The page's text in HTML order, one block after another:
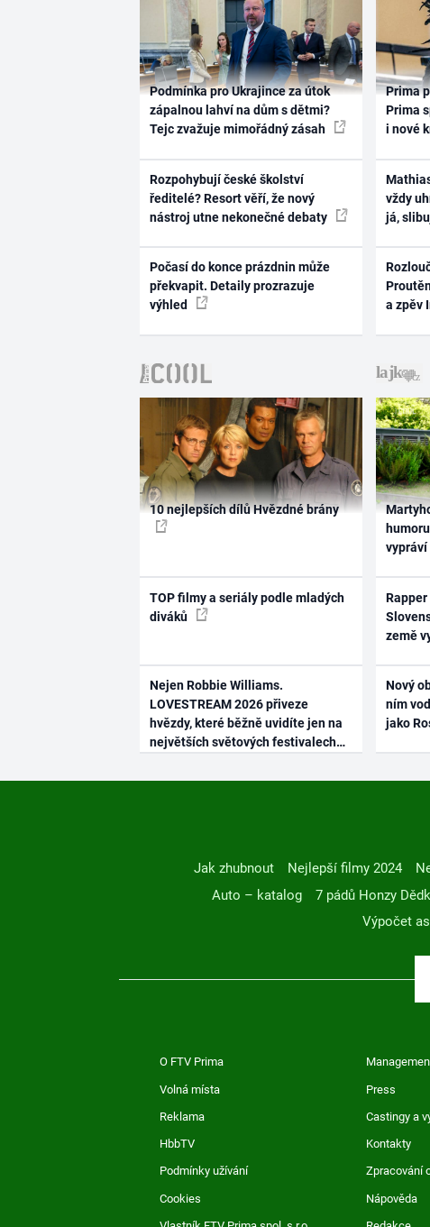
Podmínka pro Ukrajince za útok
zápalnou lahví na dům s dětmi?
Tejc zvažuje mimořádný zásah
Rozpohybují české školství
ředitelé? Resort věří, že nový
nástroj utne nekonečné debaty
Počasí do konce prázdnin může
překvapit. Detaily prozrazuje
výhled
Prima
Prima
i nové
vždy
já,
a zpěv
10 nejlepších dílů Hvězdné brány
TOP filmy a seriály podle mladých
diváků
Nejen Robbie Williams.
LOVESTREAM 2026 přiveze
hvězdy, které běžně uvidíte jen na
největších světových festivalech
vypráví
země
Nový
ním
jako
Jak zhubnout Nejlepší filmy 2024
Auto – katalog
7 pádů Honzy
Výpočet
O FTV Prima
Volná místa Press
Reklama Castingy a
HbbTV Kontakty
Podmínky užívání Zpracování
Cookies Nápověda